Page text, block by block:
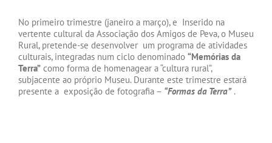
No primeiro trimestre (janeiro a março), e Inserido na
vertente cultural da Associação dos Amigos de Peva, o Museu
Rural, pretende-se desenvolver um programa de atividades
culturais, integradas num ciclo denominado “Memórias da
Terra” como forma de homenagear a “cultura rural”,
subjacente ao próprio Museu. Durante este trimestre estará
presente a exposição de fotografia – “Formas da Terra”.